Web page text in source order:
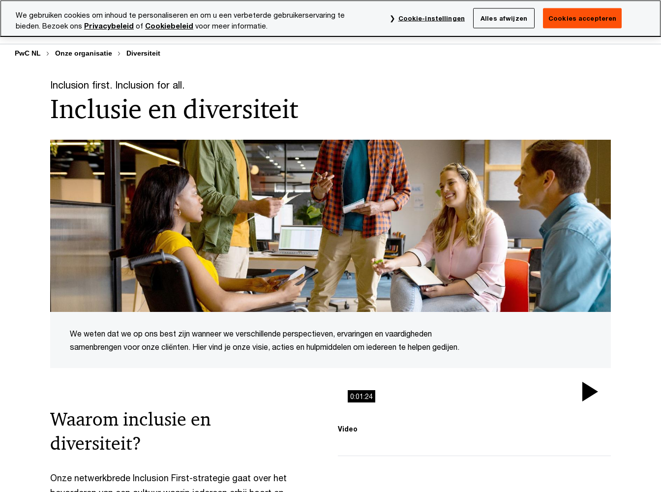
Diensten Marktsectoren Carrière
Netherlands
Search
PwC NL Onze organisatie Diversiteit
Inclusion first. Inclusion for all.
Inclusie en diversiteit
We weten dat we op ons best zijn wanneer we verschillende perspectieven, ervaringen en vaardigheden
samenbrengen voor onze cliënten. Hier vind je onze visie, acties en hulpmiddelen om iedereen te helpen gedijen.
Waarom inclusie en
diversiteit?
Onze netwerkbrede Inclusion First-strategie gaat over het
Play
0:01:24
Video
We gebruiken cookies om inhoud te personaliseren en om u een verbeterde gebruikerservaring te
bieden. Bezoek ons Privacybeleid of Cookiebeleid voor meer informatie.
Cookie-instellingen Alles afwijzen Cookies accepteren